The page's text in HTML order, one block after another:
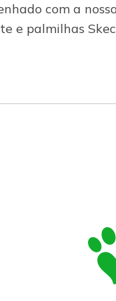
com a
e palmilhas